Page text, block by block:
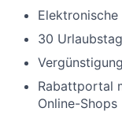
30
Rabattportal
Online-Shops